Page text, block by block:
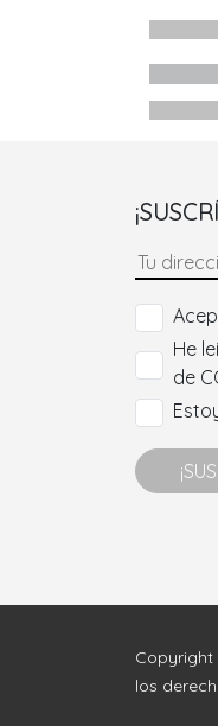
He
de
Copyright
los